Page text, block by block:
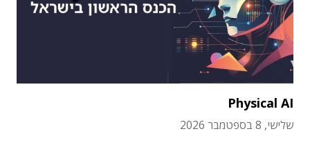
Physical AI
שלישי, 8 בספטמבר 2026